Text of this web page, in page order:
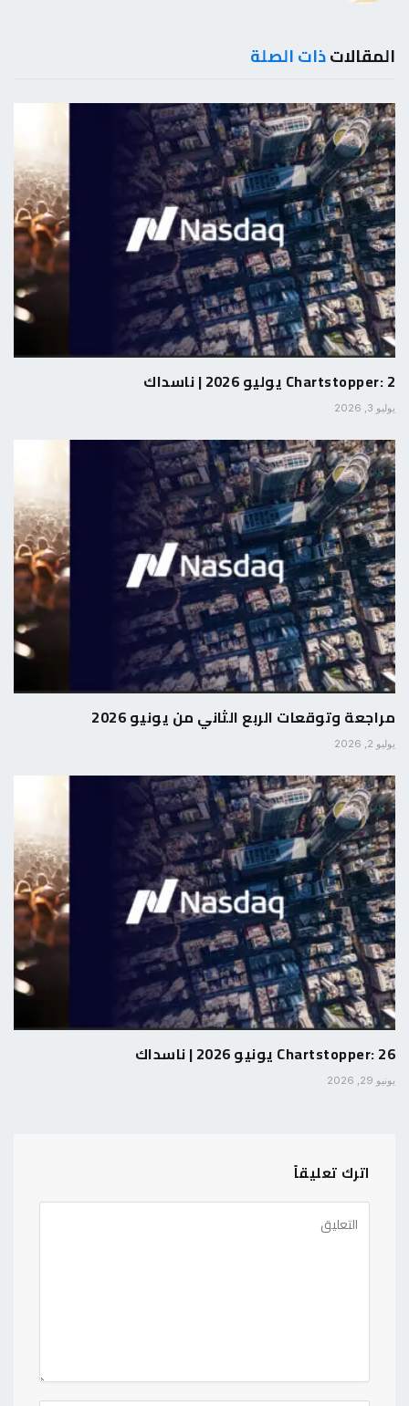
المقالاتذات الصلة
Chartstopper: 2 يوليو 2026 | ناسداك
يوليو 3, 2026
مراجعة وتوقعات الربع الثاني من يونيو 2026
يوليو 2, 2026
Chartstopper: 26 يونيو 2026 | ناسداك
يونيو 29, 2026
اترك تعليقاً